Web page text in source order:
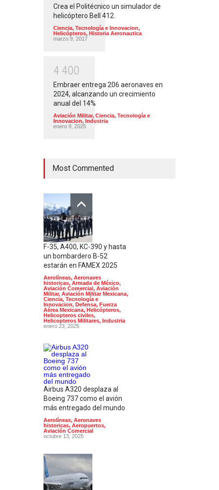
Crea el Politécnico un simulador de
helicóptero Bell 412.
Ciencia, Tecnología e Innovacion,
Helicópteros, Historia Aeronautica
marzo 9, 2017
4 400
Embraer entrega 206 aeronaves en
2024, alcanzando un crecimiento
anual del 14%
Aviación Militar, Ciencia, Tecnología e
Innovacion, Industria
enero 9, 2025
Most Commented
F-35, A400, KC-390 y hasta
un bombardero B-52
estarán en FAMEX 2025
Aerolíneas, Aeronaves
historicas, Armada de México,
Aviación Comercial, Aviación
Militar, Aviación Militar Mexicana,
Ciencia, Tecnología e
Innovacion, Defensa, Fuerza
Aérea Mexicana, Helicópteros,
Helicopteros civiles,
Helicopteros Militares, Industria
enero 23, 2025
Airbus A320 desplaza al
Boeing 737 como el avión
más entregado del mundo
Aerolíneas, Aeronaves
historicas, Aeropuertos,
Aviación Comercial
octubre 13, 2025